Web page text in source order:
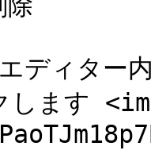
ィター内
します